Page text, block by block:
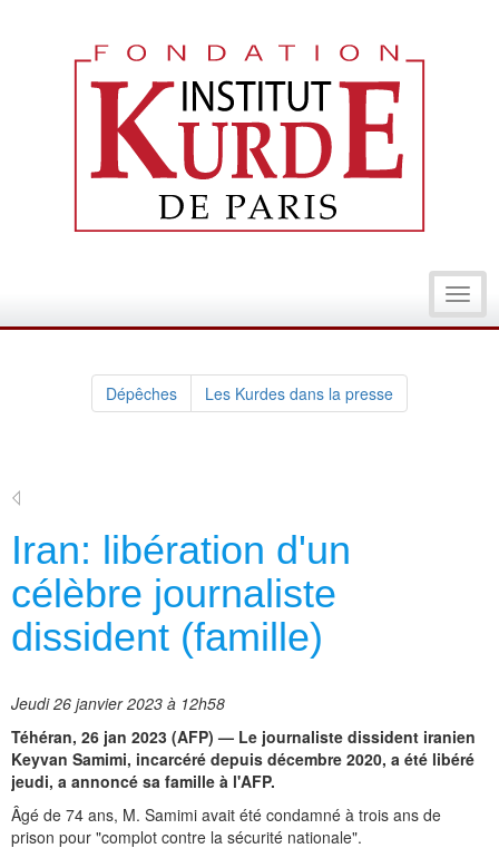
Dépêches Les Kurdes dans la presse
Iran: libération d'un
célèbre journaliste
dissident (famille)
Jeudi 26 janvier 2023 à 12h58
Téhéran, 26 jan 2023 (AFP) — Le journaliste dissident iranien
Keyvan Samimi, incarcéré depuis décembre 2020, a été libéré
jeudi, a annoncé sa famille à l'AFP.
Âgé de 74 ans, M. Samimi avait été condamné à trois ans de
prison pour "complot contre la sécurité nationale".